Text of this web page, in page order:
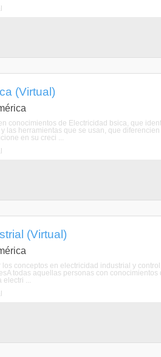
(Virtual)
conocimientos de Electricidad bsica, que
las herramientas que se usan, que
en su creci ...
(Virtual)
los conceptos en electricidad industrial y
todas aquellas personas con
electri ...